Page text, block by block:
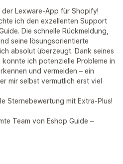
Lexware-App für Shopify!
ich den exzellenten Support
Die schnelle Rückmeldung,
seine lösungsorientierte
absolut überzeugt. Dank seines
ich potenzielle Probleme in
und vermeiden – ein
mir selbst vermutlich erst viel
Sternebewertung mit Extra-Plus!
Team von Eshop Guide –